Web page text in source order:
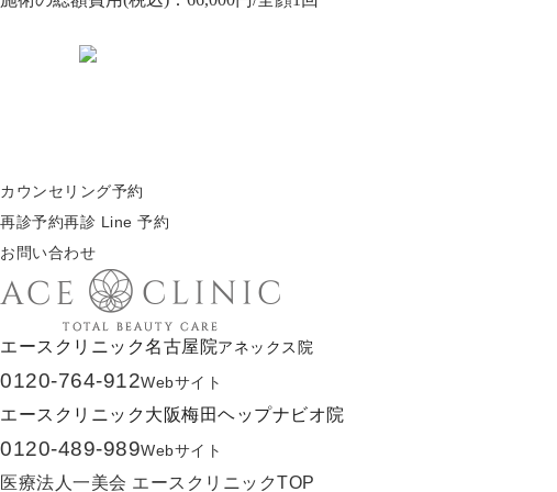
カウンセリング予約
再診予約再診 Line 予約
お問い合わせ
エースクリニック名古屋院アネックス院
0120-764-912Webサイト
エースクリニック大阪梅田ヘップナビオ院
0120-489-989Webサイト
医療法人一美会 エースクリニックTOP